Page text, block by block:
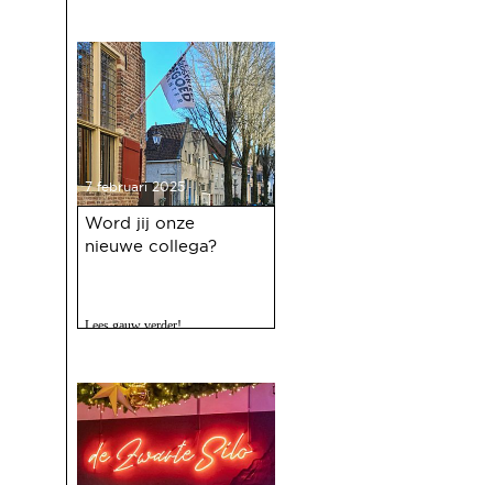
7 februari 2025
Word jij onze
nieuwe collega?
Lees gauw verder!